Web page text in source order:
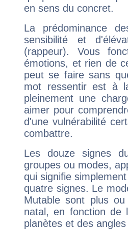
en sens du concret.
La prédominance
sensibilité et
(rappeur). Vous
émotions, et rien de
peut se faire sans
mot ressentir est à
pleinement une
aimer pour
d'une vulnérabilité
combattre.
Les douze signes
groupes ou modes,
qui signifie
quatre signes. Le
Mutable sont plus
natal, en fonction de
planètes et des